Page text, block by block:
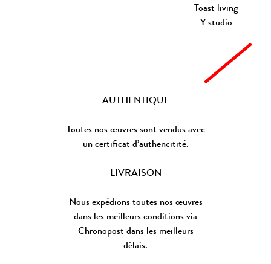
Toast living
Y studio
AUTHENTIQUE
Toutes nos œuvres sont vendus avec
un certificat d’authencitité.
LIVRAISON
Nous expédions toutes nos œuvres
dans les meilleurs conditions via
Chronopost dans les meilleurs
délais.